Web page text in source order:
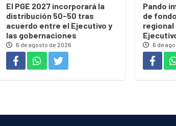
El PGE 2027 incorporará la
distribución 50-50 tras
acuerdo entre el Ejecutivo y
las gobernaciones
6 de agosto de 2026
Pando
de
regional
6 de